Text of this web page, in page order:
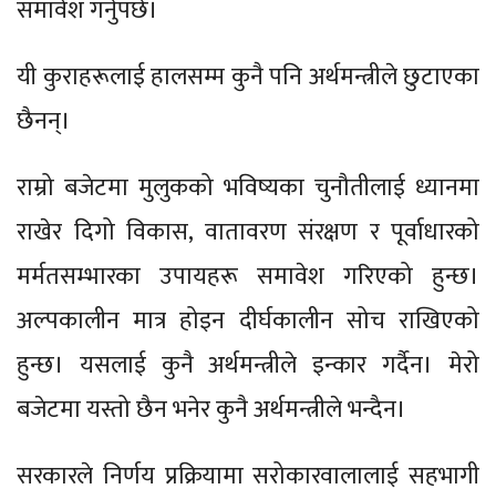
समावेश गर्नुपर्छ।
यी कुराहरूलाई हालसम्म कुनै पनि अर्थमन्त्रीले छुटाएका
छैनन्।
राम्रो बजेटमा मुलुकको भविष्यका चुनौतीलाई ध्यानमा
राखेर दिगो विकास, वातावरण संरक्षण र पूर्वाधारको
मर्मतसम्भारका उपायहरू समावेश गरिएको हुन्छ।
अल्पकालीन मात्र होइन दीर्घकालीन सोच राखिएको
हुन्छ। यसलाई कुनै अर्थमन्त्रीले इन्कार गर्दैन। मेरो
बजेटमा यस्तो छैन भनेर कुनै अर्थमन्त्रीले भन्दैन।
सरकारले निर्णय प्रक्रियामा सरोकारवालालाई सहभागी